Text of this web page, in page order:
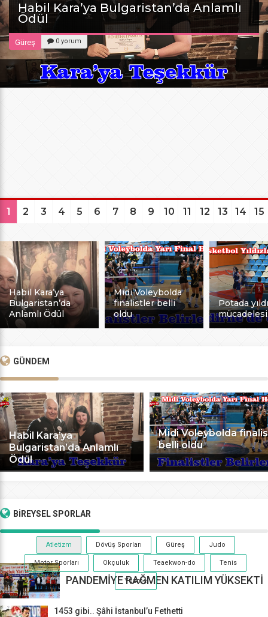
Habil Kara’ya Bulgaristan’da Anlamlı
Ödül
Güreş 0 yorum
1 2 3 4 5 6 7 8 9 10 11 12 13 14 15
Habil Kara’ya
Bulgaristan’da
Anlamlı Ödül
Midi Voleybolda
finalistler belli
oldu
Potada
mücadelesi
GÜNDEM
Habil Kara’ya
Bulgaristan’da Anlamlı
Ödül
Midi Voleybolda
belli oldu
BİREYSELSPORLAR
Atletizm Dövüş Sporları Güreş Judo
Motor Sporları Okçuluk Teaekwon-do Tenis
Yüzme
PANDEMİYE RAĞMEN KATILIM YÜKSEKTİ
1453 gibi.. Şâhi İstanbul’u Fethetti